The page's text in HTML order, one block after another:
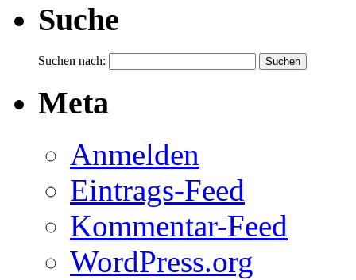
Suche
Suchen nach:
Meta
Anmelden
Eintrags-Feed
Kommentar-Feed
WordPress.org